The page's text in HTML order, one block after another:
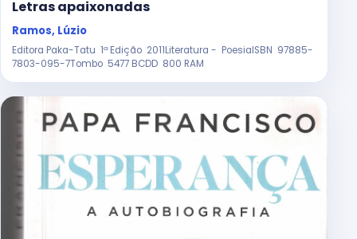
Letras apaixonadas
Ramos, Lúzio
Editora Paka-Tatu 1ª Edição 2011Literatura - PoesiaISBN 97885-
7803-095-7Tombo 5477 BCDD 800 RAM